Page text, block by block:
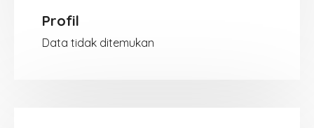
Profil
Data tidak ditemukan